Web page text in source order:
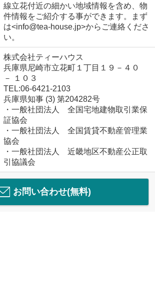
線立花付近の細かい地域情報を含め、物
件情報をご紹介する事ができます。まず
は<info@tea-house.jp>からご連絡くださ
い。
株式会社ティーハウス
兵庫県尼崎市立花町１丁目１９－４０
－ １０３
TEL:06-6421-2103
兵庫県知事 (3) 第204282号
・一般社団法人 全国宅地建物取引業保
証協会
・一般社団法人 全国賃貸不動産管理業
協会
・一般社団法人 近畿地区不動産公正取
引協議会
お問い合わせ(無料)